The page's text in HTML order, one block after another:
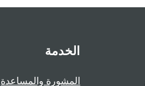
الخدمة
المشورة والمساعدة